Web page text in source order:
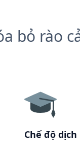
bỏ rào
Chế độ